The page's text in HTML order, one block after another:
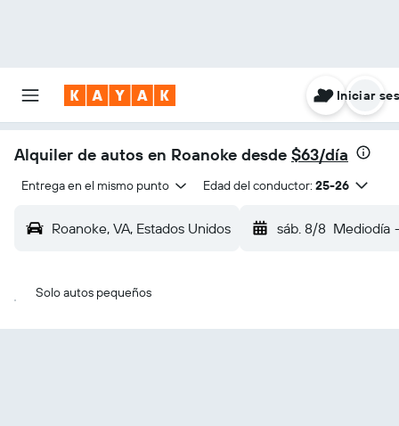
Iniciar
Alquiler de autos en Roanoke desde $63/día
Entrega en el mismo punto Edad del conductor: 25-26
Roanoke, VA, Estados Unidos sáb. 8/8 Mediodía
Solo autos pequeños